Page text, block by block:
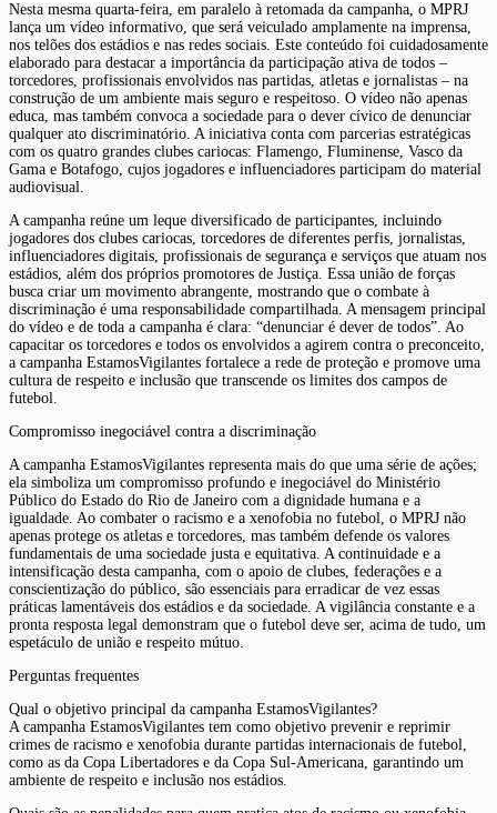
Nesta mesma quarta-feira, em paralelo à retomada da campanha, o MPRJ
lança um vídeo informativo, que será veiculado amplamente na imprensa,
nos telões dos estádios e nas redes sociais. Este conteúdo foi cuidadosamente
elaborado para destacar a importância da participação ativa de todos –
torcedores, profissionais envolvidos nas partidas, atletas e jornalistas – na
construção de um ambiente mais seguro e respeitoso. O vídeo não apenas
educa, mas também convoca a sociedade para o dever cívico de denunciar
qualquer ato discriminatório. A iniciativa conta com parcerias estratégicas
com os quatro grandes clubes cariocas: Flamengo, Fluminense, Vasco da
Gama e Botafogo, cujos jogadores e influenciadores participam do material
audiovisual.
A campanha reúne um leque diversificado de participantes, incluindo
jogadores dos clubes cariocas, torcedores de diferentes perfis, jornalistas,
influenciadores digitais, profissionais de segurança e serviços que atuam nos
estádios, além dos próprios promotores de Justiça. Essa união de forças
busca criar um movimento abrangente, mostrando que o combate à
discriminação é uma responsabilidade compartilhada. A mensagem principal
do vídeo e de toda a campanha é clara: “denunciar é dever de todos”. Ao
capacitar os torcedores e todos os envolvidos a agirem contra o preconceito,
a campanha EstamosVigilantes fortalece a rede de proteção e promove uma
cultura de respeito e inclusão que transcende os limites dos campos de
futebol.
Compromisso inegociável contra a discriminação
A campanha EstamosVigilantes representa mais do que uma série de ações;
ela simboliza um compromisso profundo e inegociável do Ministério
Público do Estado do Rio de Janeiro com a dignidade humana e a
igualdade. Ao combater o racismo e a xenofobia no futebol, o MPRJ não
apenas protege os atletas e torcedores, mas também defende os valores
fundamentais de uma sociedade justa e equitativa. A continuidade e a
intensificação desta campanha, com o apoio de clubes, federações e a
conscientização do público, são essenciais para erradicar de vez essas
práticas lamentáveis dos estádios e da sociedade. A vigilância constante e a
pronta resposta legal demonstram que o futebol deve ser, acima de tudo, um
espetáculo de união e respeito mútuo.
Perguntas frequentes
Qual o objetivo principal da campanha EstamosVigilantes?
A campanha EstamosVigilantes tem como objetivo prevenir e reprimir
crimes de racismo e xenofobia durante partidas internacionais de futebol,
como as da Copa Libertadores e da Copa Sul-Americana, garantindo um
ambiente de respeito e inclusão nos estádios.